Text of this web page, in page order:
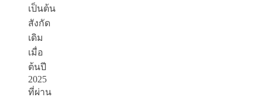
เป็นต้น
สังกัด
เดิม
เมื่อ
ต้นปี
2025
ที่ผ่าน